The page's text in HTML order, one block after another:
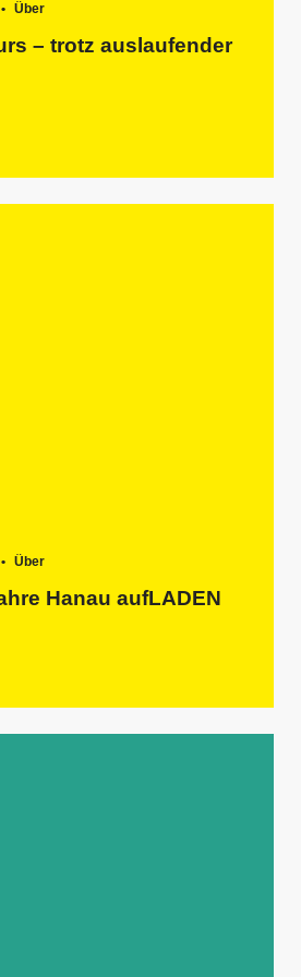
Über
– trotz auslaufender
Über
Hanau aufLADEN